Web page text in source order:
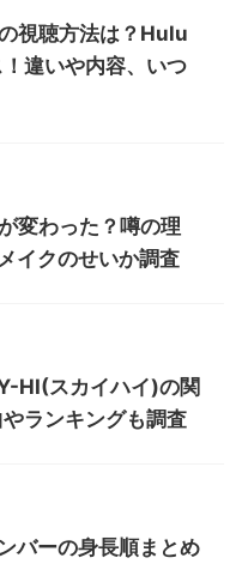
視聴方法は？Hulu
違いや内容、いつ
変わった？噂の理
イクのせいか調査
HI(スカイハイ)の関
ランキングも調査
バーの身長順まとめ